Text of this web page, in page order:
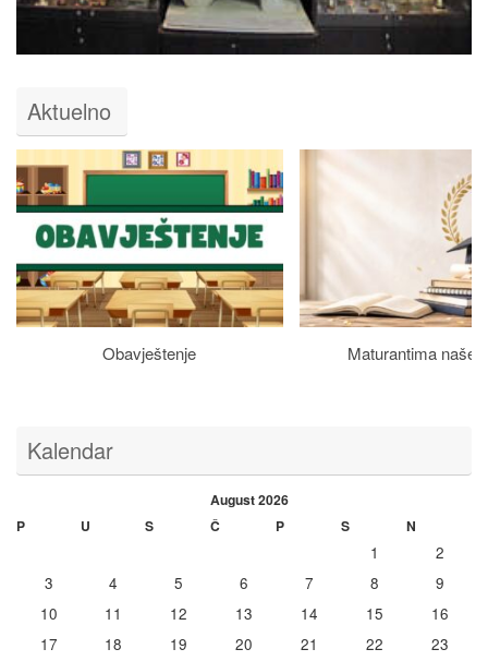
Aktuelno
Obavještenje Maturantima naše
Kalendar
August 2026
P
U S Č P S N
1
2
3
4 5 6 7 8
9
10
11 12 13 14 15
16
17
18 19 20 21 22
23